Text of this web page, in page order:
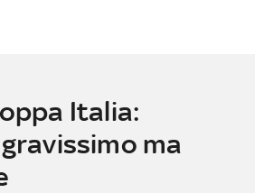
Italia:
ma